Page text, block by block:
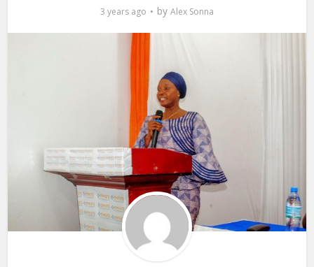
3 years ago by Alex Sonna